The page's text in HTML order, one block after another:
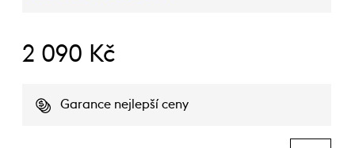
2 090 Kč
Garance nejlepší ceny